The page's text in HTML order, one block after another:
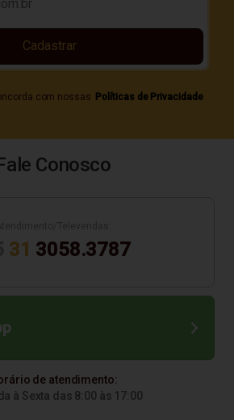
com nossas Políticas de Privacidade
Cadastrar
Conosco
31 3058.3787
de atendimento:
à Sexta das 8:00 às 17:00